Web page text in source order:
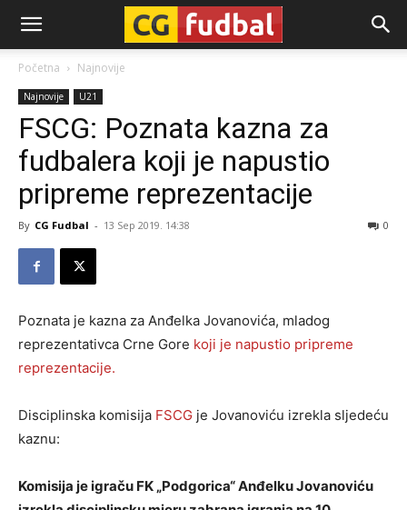
CG-
Fudbal
Početna Najnovije
Najnovije U21
FSCG: Poznata kazna za
fudbalera koji je napustio
pripreme reprezentacije
By CG Fudbal - 13 Sep 2019. 14:38 0
Poznata je kazna za Anđelka Jovanovića, mladog
reprezentativca Crne Gore koji je napustio pripreme
reprezentacije.
Disciplinska komisija FSCG je Jovanoviću izrekla sljedeću
kaznu:
Komisija je igraču FK „Podgorica“ Anđelku Jovanoviću